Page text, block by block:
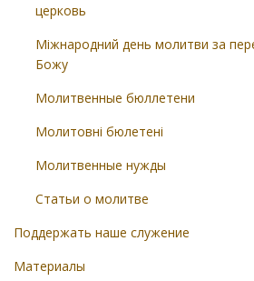
церковь
Міжнародний день молитви за
Божу
Молитвенные бюллетени
Молитовні бюлетені
Молитвенные нужды
Статьи о молитве
Поддержать наше служение
Материалы